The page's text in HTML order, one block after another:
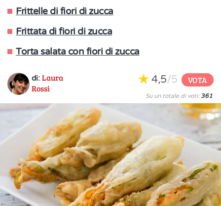
Frittelle di fiori di zucca
Frittata di fiori di zucca
Torta salata con fiori di zucca
di: Laura
Rossi
4,5/5 VOTA
Su un totale di voti: 361